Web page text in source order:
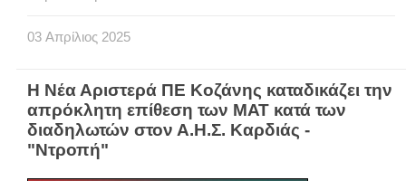
03 Απρίλιος 2025
Η Νέα Αριστερά ΠΕ Κοζάνης καταδικάζει την
απρόκλητη επίθεση των ΜΑΤ κατά των
διαδηλωτών στον Α.Η.Σ. Καρδιάς -
"Ντροπή"